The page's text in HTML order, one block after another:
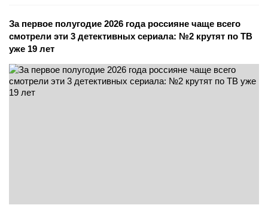
За первое полугодие 2026 года россияне чаще всего
смотрели эти 3 детективных сериала: №2 крутят по ТВ
уже 19 лет